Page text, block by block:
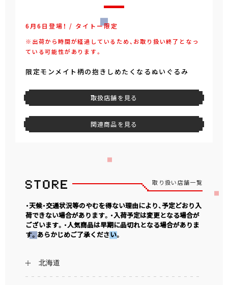
6月6日登場！ / タイトー限定
※出荷から時間が経過しているため、お取り扱い終了となっ
ている可能性があります。
限定モンメイト柄の抱きしめたくなるぬいぐるみ
取扱店舗を見る
関連商品を見る
取り扱い店舗一覧
・天候・交通状況等のやむを得ない理由により、予定どおり入
荷できない場合があります。・入荷予定は変更となる場合が
ございます。・人気商品は早期に品切れとなる場合がありま
す。あらかじめご了承ください。
北海道